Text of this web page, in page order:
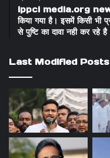
ippci media.org
किया गया है। इसमें किसी भी
से पुष्टि का दावा नही कर रहे है
Last Modified Posts